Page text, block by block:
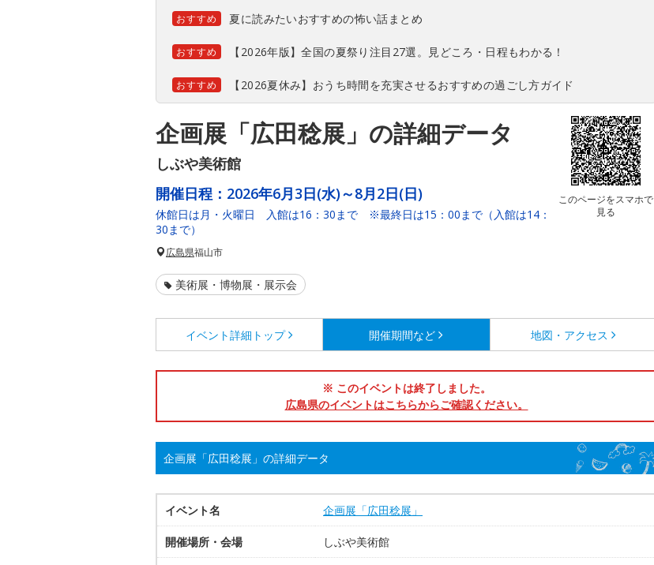
おすすめ 夏に読みたいおすすめの怖い話まとめ
おすすめ 【2026年版】全国の夏祭り注目27選。見どころ・日程もわかる！
おすすめ 【2026夏休み】おうち時間を充実させるおすすめの過ごし方ガイド
企画展「広田稔展」の詳細データ
しぶや美術館
このページをスマホで
見る
開催日程： 2026年6月3日(水)～8月2日(日)
休館日は月・火曜日 入館は16：30まで ※最終日は15：00まで（入館は14：
30まで）
広島県福山市
美術展・博物展・展示会
イベント詳細 トップ 開催期間など 地図・アクセス
※ このイベントは終了しました。
広島県のイベントはこちらからご確認ください。
企画展「広田稔展」の詳細データ
イベント名 企画展「広田稔展」
開催場所・会場 しぶや美術館